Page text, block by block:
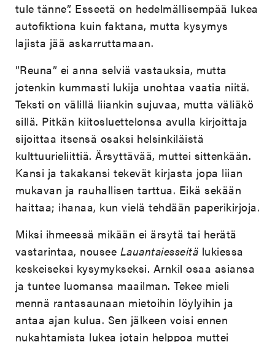
tule tänne”. Esseetä on hedelmällisempää lukea
autofiktiona kuin faktana, mutta kysymys
lajista jää askarruttamaan.
”Reuna” ei anna selviä vastauksia, mutta
jotenkin kummasti lukija unohtaa vaatia niitä.
Teksti on välillä liiankin sujuvaa, mutta väliäkö
sillä. Pitkän kiitosluettelonsa avulla kirjoittaja
sijoittaa itsensä osaksi helsinkiläistä
kulttuurieliittiä. Ärsyttävää, muttei sittenkään.
Kansi ja takakansi tekevät kirjasta jopa liian
mukavan ja rauhallisen tarttua. Eikä sekään
haittaa; ihanaa, kun vielä tehdään paperikirjoja.
Miksi ihmeessä mikään ei ärsytä tai herätä
vastarintaa, nousee Lauantaiesseitä lukiessa
keskeiseksi kysymykseksi. Arnkil osaa asiansa
ja tuntee luomansa maailman. Tekee mieli
mennä rantasaunaan mietoihin löylyihin ja
antaa ajan kulua. Sen jälkeen voisi ennen
nukahtamista lukea jotain helppoa muttei